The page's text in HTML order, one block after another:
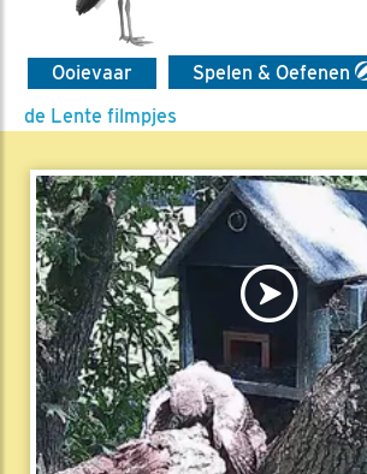
Ooievaar Spelen & Oefenen
de Lente filmpjes